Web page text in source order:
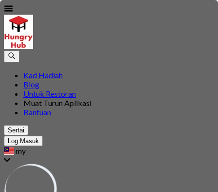
Kad Hadiah
Blog
Untuk Restoran
Muat Turun Aplikasi
Bantuan
Sertai
Log Masuk
my